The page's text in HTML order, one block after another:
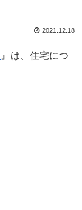
2021.12.18
』は、住宅につ